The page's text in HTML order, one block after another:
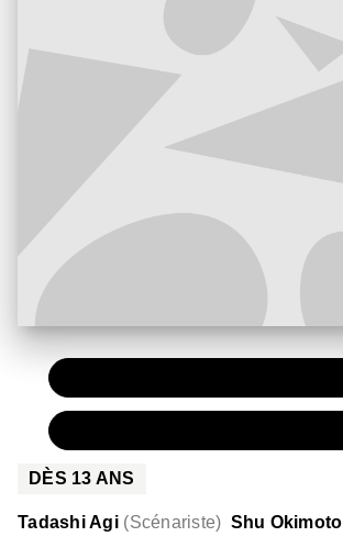
DÈS 13 ANS
Tadashi Agi (Scénariste) Shu Okimoto